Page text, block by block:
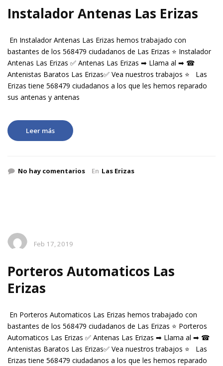
Instalador Antenas Las Erizas
En Instalador Antenas Las Erizas hemos trabajado con
bastantes de los 568479 ciudadanos de Las Erizas ⭐ Instalador
Antenas Las Erizas ✅ Antenas Las Erizas ➡ Llama al ➡ ☎
Antenistas Baratos Las Erizas✅ Vea nuestros trabajos ⭐ Las
Erizas tiene 568479 ciudadanos a los que les hemos reparado
sus antenas y antenas
Leer más
No hay comentarios En Las Erizas
Feb 17, 2019
Porteros Automaticos Las
Erizas
En Porteros Automaticos Las Erizas hemos trabajado con
bastantes de los 568479 ciudadanos de Las Erizas ⭐ Porteros
Automaticos Las Erizas ✅ Antenas Las Erizas ➡ Llama al ➡ ☎
Antenistas Baratos Las Erizas✅ Vea nuestros trabajos ⭐ Las
Erizas tiene 568479 ciudadanos a los que les hemos reparado